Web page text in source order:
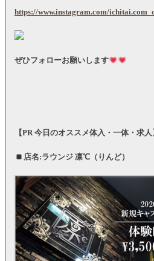
https://www.instagram.com/
ぜひフォローお願いします
【PR今日のオススメ体入・一体・求人
店名:ラウンジ 凛℃（りんど）